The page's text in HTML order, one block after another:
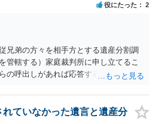
ハードルは非常に高い）ということが
役にたった 2
兄弟の方々を相手方とする遺産分割調
管轄する）家庭裁判所に申し立てるこ
の呼出しがあれば応答する可能性がま
以上にないので必要書類をてきぱきと
是非御注意ください。
ていなかった遺言と遺産分